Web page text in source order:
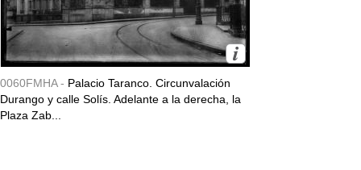
0060FMHA - Palacio Taranco. Circunvalación
Durango y calle Solís. Adelante a la derecha, la
Plaza Zab...